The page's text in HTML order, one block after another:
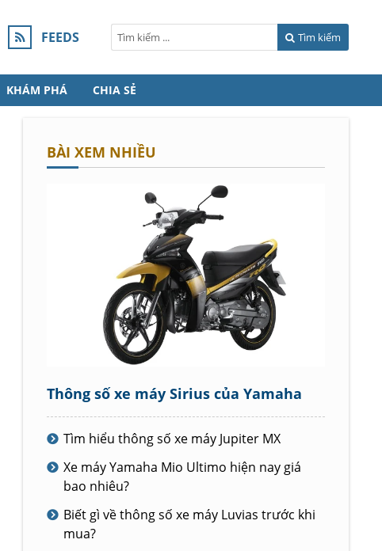
FEEDS Tìm kiếm
KHÁM PHÁ CHIA SẺ
BÀI XEM NHIỀU
Thông số xe máy Sirius của Yamaha
Tìm hiểu thông số xe máy Jupiter MX
Xe máy Yamaha Mio Ultimo hiện nay giá
bao nhiêu?
Biết gì về thông số xe máy Luvias trước khi
mua?